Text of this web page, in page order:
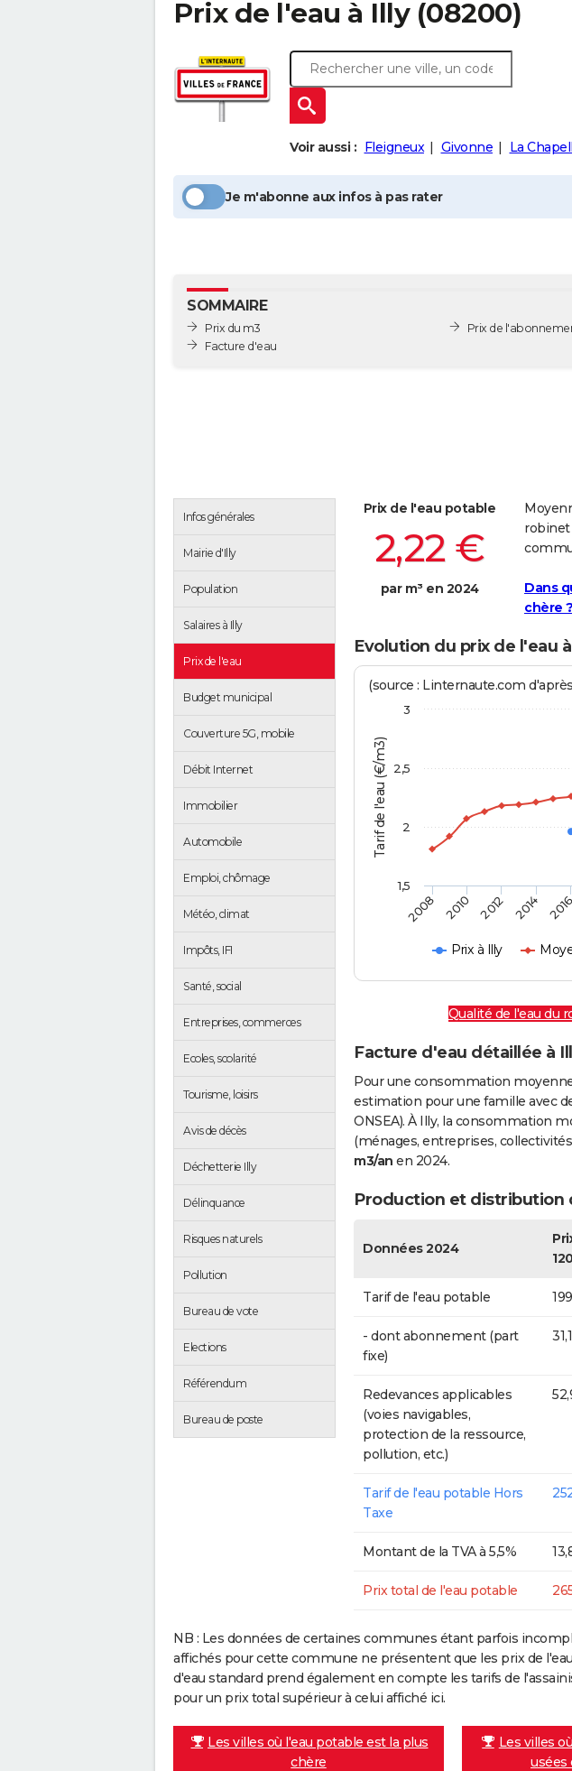
Prix de l'eau à Illy(08200)
Voir aussi : Fleigneux Givonne La
Je m'abonne aux infos à pas rater
SOMMAIRE
Prix du m3
Facture d'eau
Prix de
Infos générales
Mairie d'Illy
Population
Salaires à Illy
Prix de l'eau
Budget municipal
Couverture 5G, mobile
Débit Internet
Immobilier
Automobile
Emploi, chômage
Météo, climat
Impôts, IFI
Santé, social
Entreprises, commerces
Ecoles, scolarité
Tourisme, loisirs
Avis de décès
Déchetterie Illy
Délinquance
Risques naturels
Pollution
Bureau de vote
Elections
Référendum
Bureau de poste
Prix de l'eau potable
2,22 €
par m³ en 2024
robinet
Dans
chère ?
Evolution du prix de l'eau
Tarif de l'eau (€/m3)
(source : Linternaute.com
Prix à Illy
2008 2010 2012 2014 2016
2
2,5
3
1,5
Qualité de l'eau du
Facture d'eau détaillée à
Pour une consommation
estimation pour une famille avec
ONSEA). À Illy, la consommation
(ménages, entreprises,
m3/an en 2024.
Production et distribution
Données 2024
Tarif de l'eau potable
- dont abonnement (part
fixe)
Redevances applicables
(voies navigables,
protection de la ressource,
pollution, etc.)
Tarif de l'eau potable Hors
Taxe
Montant de la TVA à 5,5%
Prix total de l'eau potable
NB : Les données de certaines communes étant parfois
affichés pour cette commune ne présentent que les prix de
d'eau standard prend également en compte les tarifs de
pour un prix total supérieur à celui affiché ici.
Les villes où l'eau potable est la plus
chère
Les villes
usées